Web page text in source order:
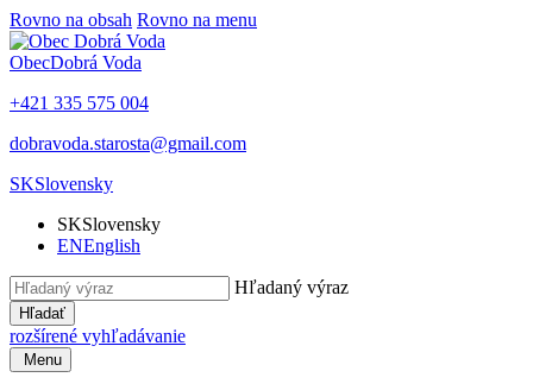
Rovno na obsah Rovno na menu
ObecDobrá Voda
+421 335 575 004
dobravoda.starosta@gmail.com
SKSlovensky
SKSlovensky
ENEnglish
Hľadaný výraz
Hľadať
rozšírené vyhľadávanie
Menu